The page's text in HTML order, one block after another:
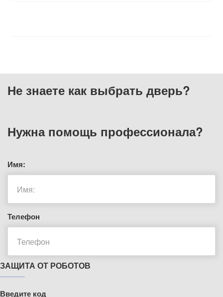
Не знаете как выбрать дверь?
Нужна помощь профессионала?
Имя:
Телефон
ЗАЩИТА ОТ РОБОТОВ
Введите код